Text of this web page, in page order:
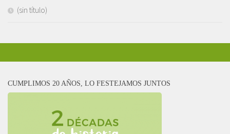
(sin título)
CUMPLIMOS 20 AÑOS, LO FESTEJAMOS JUNTOS